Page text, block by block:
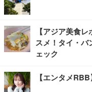
【アジア美食
スメ！タイ・バ
ェック
【エンタメ